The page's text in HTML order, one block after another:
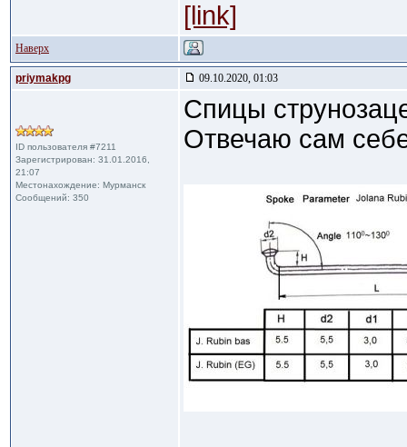
[link]
Наверх
priymakpg 09.10.2020, 01:03
ID пользователя #7211
Зарегистрирован: 31.01.2016,
21:07
Местонахождение: Мурманск
Сообщений: 350
Спицы
Отвечаю сам